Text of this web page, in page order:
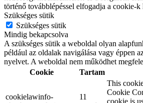
történő továbblépéssel elfogadja a cookie-k
Szükséges sütik
Szükséges sütik
Mindig bekapcsolva
A szükséges sütik a weboldal olyan
például az oldalak navigálása vagy éppen
nyelvet. A weboldal nem működhet
Cookie
Tartam
cookielawinfo-
11
This
Cookie
cookie is